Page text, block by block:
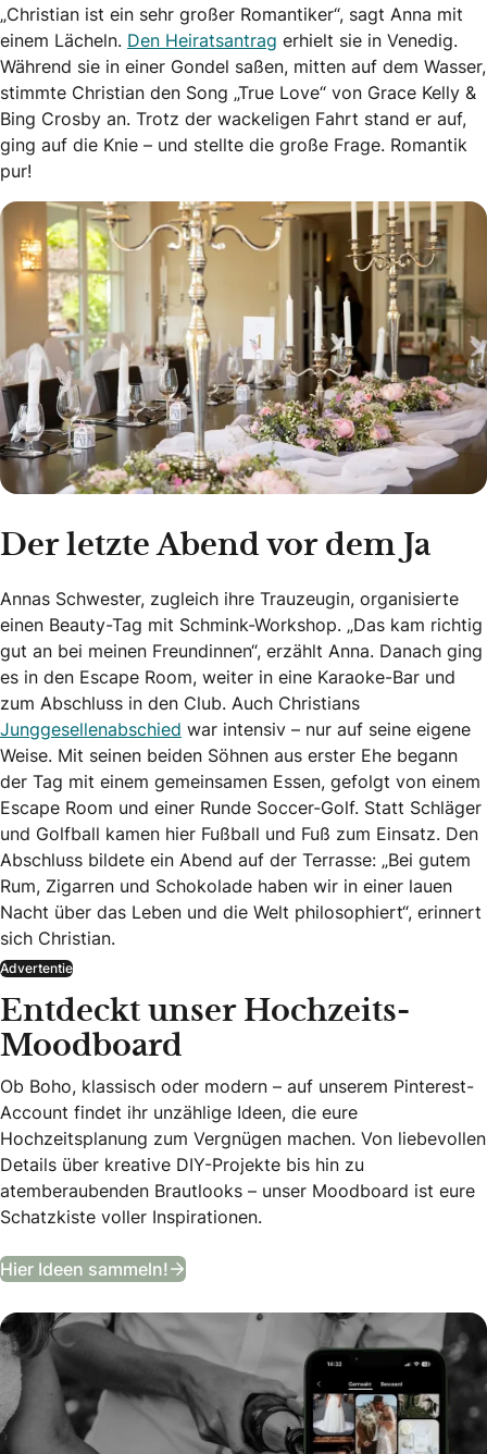
„Christian ist ein sehr großer Romantiker“, sagt Anna mit
einem Lächeln. Den Heiratsantrag erhielt sie in Venedig.
Während sie in einer Gondel saßen, mitten auf dem Wasser,
stimmte Christian den Song „True Love“ von Grace Kelly &
Bing Crosby an. Trotz der wackeligen Fahrt stand er auf,
ging auf die Knie – und stellte die große Frage. Romantik
pur!
Der letzte Abend vor dem Ja
Annas Schwester, zugleich ihre Trauzeugin, organisierte
einen Beauty-Tag mit Schmink-Workshop. „Das kam richtig
gut an bei meinen Freundinnen“, erzählt Anna. Danach ging
es in den Escape Room, weiter in eine Karaoke-Bar und
zum Abschluss in den Club. Auch Christians
Junggesellenabschied war intensiv – nur auf seine eigene
Weise. Mit seinen beiden Söhnen aus erster Ehe begann
der Tag mit einem gemeinsamen Essen, gefolgt von einem
Escape Room und einer Runde Soccer-Golf. Statt Schläger
und Golfball kamen hier Fußball und Fuß zum Einsatz. Den
Abschluss bildete ein Abend auf der Terrasse: „Bei gutem
Rum, Zigarren und Schokolade haben wir in einer lauen
Nacht über das Leben und die Welt philosophiert“, erinnert
sich Christian.
Advertentie
Entdeckt unser Hochzeits-
Moodboard
Ob Boho, klassisch oder modern – auf unserem Pinterest-
Account findet ihr unzählige Ideen, die eure
Hochzeitsplanung zum Vergnügen machen. Von liebevollen
Details über kreative DIY-Projekte bis hin zu
atemberaubenden Brautlooks – unser Moodboard ist eure
Schatzkiste voller Inspirationen.
Hier Ideen sammeln! Entdeckt unser Hochzeits-